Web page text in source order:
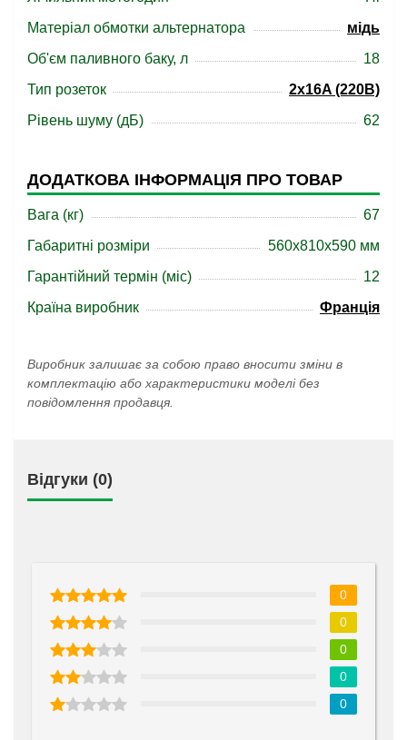
Матеріал обмотки альтернатора
мідь
Об'єм паливного баку, л
18
Тип розеток
2x16A (220В)
Рівень шуму (дБ)
62
ДОДАТКОВА ІНФОРМАЦІЯ ПРО ТОВАР
Вага (кг)
67
Габаритні розміри
560x810x590 мм
Гарантійний термін (міс)
12
Країна виробник
Франція
Виробник залишає за собою право вносити зміни в
комплектацію або характеристики моделі без
повідомлення продавця.
Відгуки (0)
0
0
0
0
0